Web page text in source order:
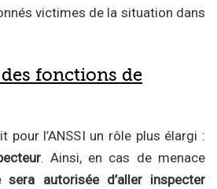
victimes de la situation dans
fonctions de
pour l’ANSSI un rôle plus élargi :
. Ainsi, en cas de menace
sera autorisée d’aller inspecter